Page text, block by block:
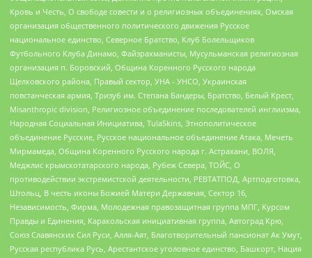
Кровь и Честь, О свободе совести и о религиозных объединениях, Омская
организация общественного политического движения Русское
национальное единство, Северное Братство, Клуб Болельщиков
Футбольного Клуба Динамо, Файзрахманисты, Мусульманская религиозная
организация п. Боровский, Община Коренного Русского народа
Щелковского района, Правый сектор, УНА - УНСО, Украинская
повстанческая армия, Тризуб им. Степана Бандеры, Братство, Белый Крест,
Misanthropic division, Религиозное объединение последователей инглиизма,
Народная Социальная Инициатива, TulaSkins, Этнополитическое
объединение Русские, Русское национальное объединение Атака, Мечеть
Мирмамеда, Община Коренного Русского народа г. Астрахани, ВОЛЯ,
Меджлис крымскотатарского народа, Рубеж Севера, ТОЙС, О
противодействии экстремистской деятельности, РЕВТАТПОД, Артподготовка,
Штольц, В честь иконы Божией Матери Державная, Сектор 16,
Независимость, Фирма, Молодежная правозащитная группа МПГ, Курсом
Правды и Единения, Каракольская инициативная группа, Автоград Крю,
Союз Славянских Сил Руси, Алля-Аят, Благотворительный пансионат Ак Умут,
Русская республика Русь, Арестантское уголовное единство, Башкорт, Нация